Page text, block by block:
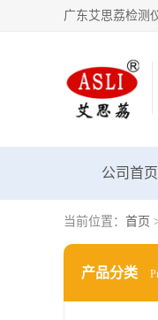
公司首页
当前位置： 首页
产品分类